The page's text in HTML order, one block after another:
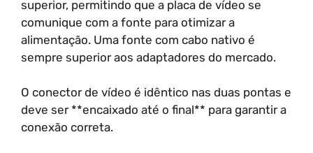
superior, permitindo que a placa de vídeo se
comunique com a fonte para otimizar a
alimentação. Uma fonte com cabo nativo é
sempre superior aos adaptadores do mercado.
O conector de vídeo é idêntico nas duas pontas e
deve ser **encaixado até o final** para garantir a
conexão correta.